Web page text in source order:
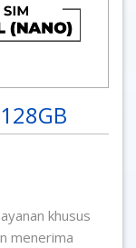
khusus
menerima